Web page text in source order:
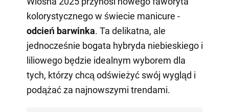
kolorystycznego w świecie manicure -
odcień barwinka. Ta delikatna, ale
jednocześnie bogata hybryda niebieskiego i
liliowego będzie idealnym wyborem dla
tych, którzy chcą odświeżyć swój wygląd i
podążać za najnowszymi trendami.